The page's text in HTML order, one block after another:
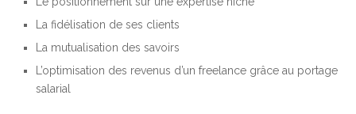
La fidélisation de ses clients
La mutualisation des savoirs
L’optimisation des revenus d’un freelance grâce au portage
salarial